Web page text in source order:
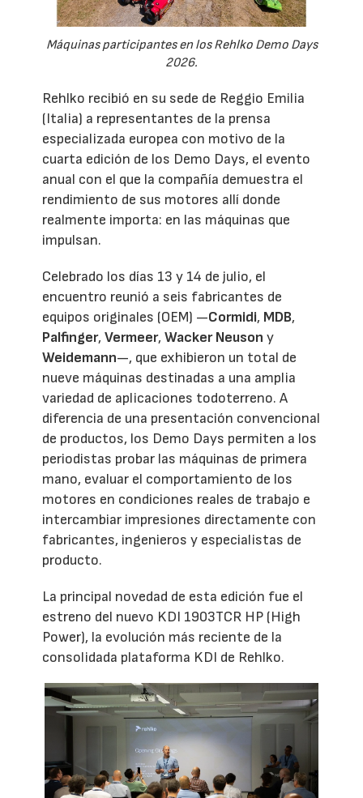
Máquinas participantes en los Rehlko Demo Days
2026.
Rehlko recibió en su sede de Reggio Emilia
(Italia) a representantes de la prensa
especializada europea con motivo de la
cuarta edición de los Demo Days, el evento
anual con el que la compañía demuestra el
rendimiento de sus motores allí donde
realmente importa: en las máquinas que
impulsan.
Celebrado los días 13 y 14 de julio, el
encuentro reunió a seis fabricantes de
equipos originales (OEM) —Cormidi, MDB,
Palfinger,Vermeer,Wacker Neuson y
Weidemann—, que exhibieron un total de
nueve máquinas destinadas a una amplia
variedad de aplicaciones todoterreno. A
diferencia de una presentación convencional
de productos, los Demo Days permiten a los
periodistas probar las máquinas de primera
mano, evaluar el comportamiento de los
motores en condiciones reales de trabajo e
intercambiar impresiones directamente con
fabricantes, ingenieros y especialistas de
producto.
La principal novedad de esta edición fue el
estreno del nuevo KDI 1903TCR HP (High
Power), la evolución más reciente de la
consolidada plataforma KDI de Rehlko.